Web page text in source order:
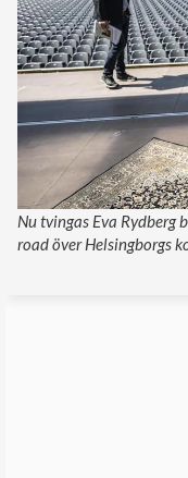
Nu tvingas Eva Rydberg
road över Helsingborgs